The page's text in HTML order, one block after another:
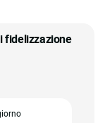
fidelizzazione